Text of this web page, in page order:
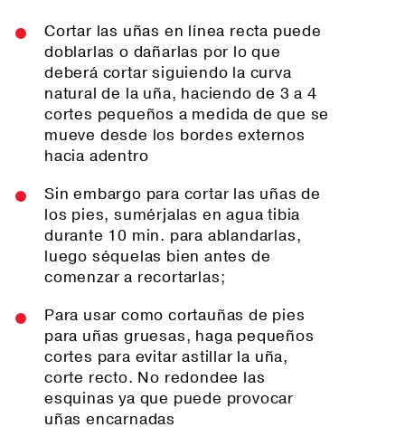
Cortar las uñas en línea recta puede
doblarlas o dañarlas por lo que
deberá cortar siguiendo la curva
natural de la uña, haciendo de 3 a 4
cortes pequeños a medida de que se
mueve desde los bordes externos
hacia adentro
Sin embargo para cortar las uñas de
los pies, sumérjalas en agua tibia
durante 10 min. para ablandarlas,
luego séquelas bien antes de
comenzar a recortarlas;
Para usar como cortauñas de pies
para uñas gruesas, haga pequeños
cortes para evitar astillar la uña,
corte recto. No redondee las
esquinas ya que puede provocar
uñas encarnadas